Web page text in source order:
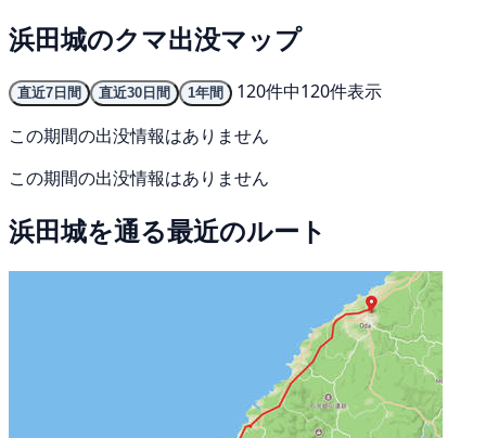
浜田城のクマ出没マップ
直近7日間 直近30日間 1年間
120件中120件表示
この期間の出没情報はありません
この期間の出没情報はありません
浜田城を通る最近のルート